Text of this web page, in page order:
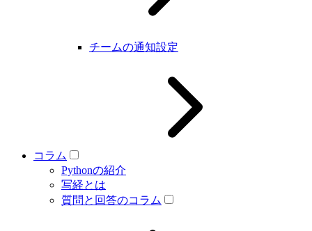
チームの通知設定
コラム
Pythonの紹介
写経とは
質問と回答のコラム